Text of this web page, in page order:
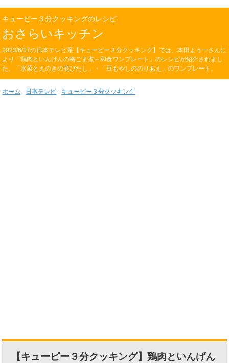
キューピー３分クッキングのレシピ
おさらいキッチン
2023/6/17の日本テレビ系【キューピー３分クッキング】では、本田よう一さんに
より「鶏肉といんげんの梅ごま煮～和食ワンプレート」のレシピが紹介されまし
た。「水菜とえのきの煮びたし」・「豆もやしののりあえ」のワンプレート。
ホーム - 日本テレビ - キューピー３分クッキング
【キューピー３分クッキング】鶏肉といんげん